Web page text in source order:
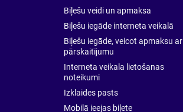
Biļešu veidi un apmaksa
Biļešu iegāde interneta veikalā
Biļešu iegāde, veicot apmaksu ar
pārskaitījumu
Interneta veikala lietošanas
noteikumi
Izklaides pasts
Mobilā ieejas biļete